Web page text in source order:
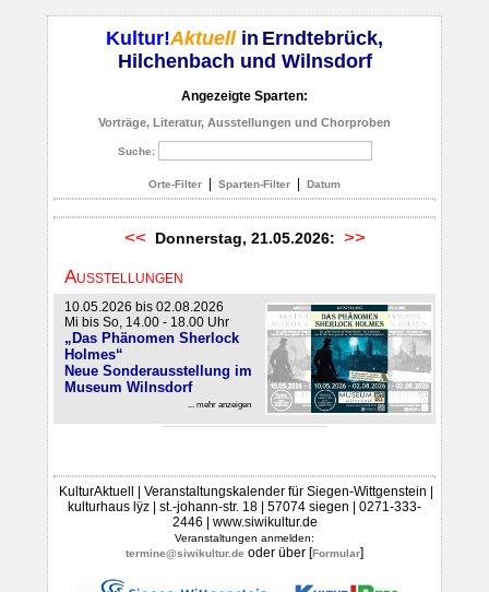
Kultur!Aktuellin Erndtebrück,
Hilchenbach und Wilnsdorf
Angezeigte Sparten:
Vorträge, Literatur, Ausstellungen und Chorproben
Suche:
Orte-Filter Sparten-Filter Datum
<< Donnerstag, 21.05.2026: >>
Ausstellungen
10.05.2026 bis 02.08.2026
Mi bis So, 14.00 - 18.00 Uhr
„Das Phänomen Sherlock
Holmes“
Neue Sonderausstellung im
Museum Wilnsdorf
... mehr anzeigen
KulturAktuell | Veranstaltungskalender für Siegen-Wittgenstein |
kulturhaus lÿz | st.-johann-str. 18 | 57074 siegen | 0271-333-
2446 | www.siwikultur.de
Veranstaltungen anmelden:
termine@siwikultur.de oder über [Formular]